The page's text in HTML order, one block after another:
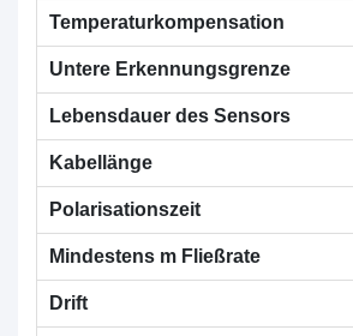
Temperaturkompensation
Untere Erkennungsgrenze
Lebensdauer des Sensors
Kabellänge
Polarisationszeit
Mindestens m Fließrate
Drift